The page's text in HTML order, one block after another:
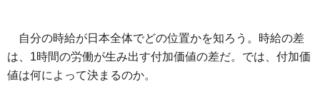
自分の時給が日本全体でどの位置かを知ろう。時給の差
は、1時間の労働が生み出す付加価値の差だ。では、付加価
値は何によって決まるのか。